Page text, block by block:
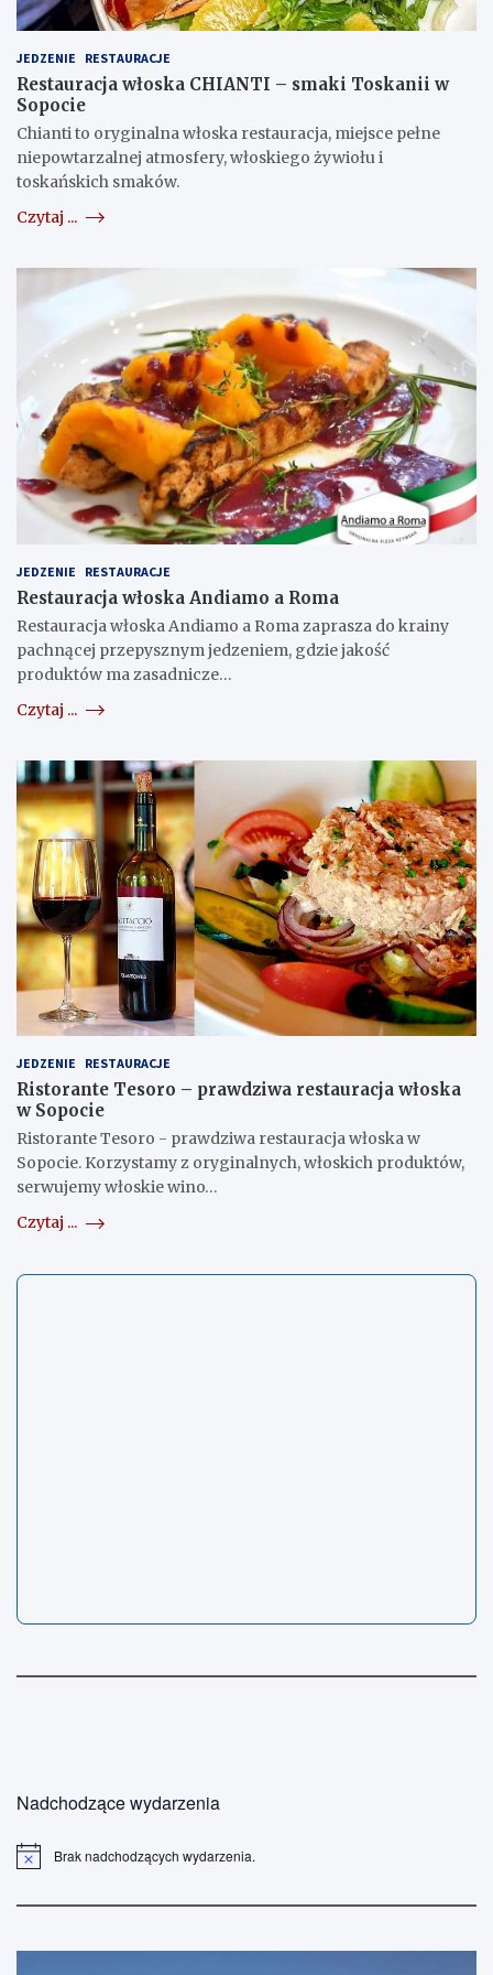
JEDZENIE RESTAURACJE
Restauracja włoska CHIANTI – smaki Toskanii w
Sopocie
Chianti to oryginalna włoska restauracja, miejsce pełne
niepowtarzalnej atmosfery, włoskiego żywiołu i
toskańskich smaków.
Czytaj ...
JEDZENIE RESTAURACJE
Restauracja włoska Andiamo a Roma
Restauracja włoska Andiamo a Roma zaprasza do krainy
pachnącej przepysznym jedzeniem, gdzie jakość
produktów ma zasadnicze…
Czytaj ...
JEDZENIE RESTAURACJE
Ristorante Tesoro – prawdziwa restauracja włoska
w Sopocie
Ristorante Tesoro - prawdziwa restauracja włoska w
Sopocie. Korzystamy z oryginalnych, włoskich produktów,
serwujemy włoskie wino…
Czytaj ...
Nadchodzące wydarzenia
d
Brak nadchodzących wydarzenia.